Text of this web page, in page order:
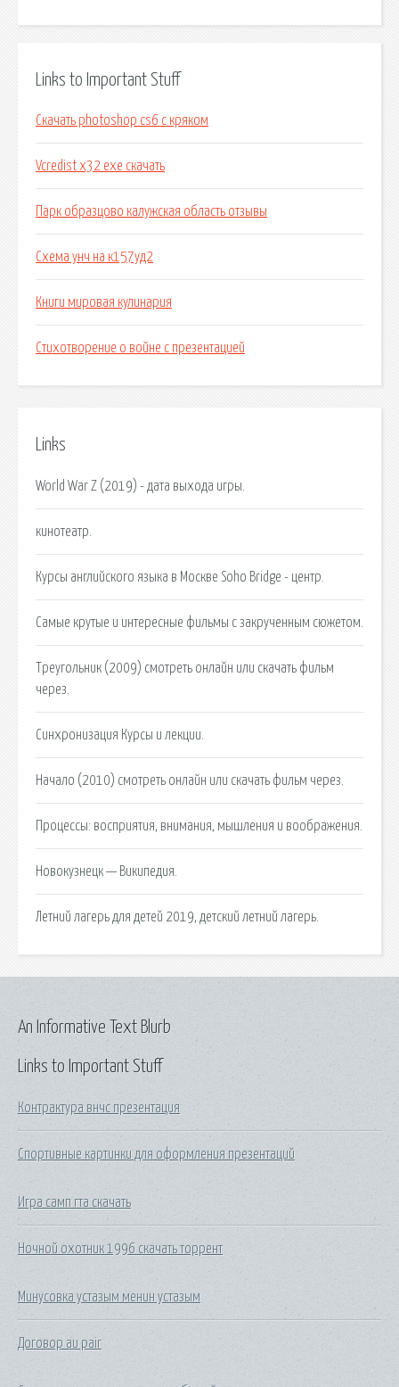
Links to Important Stuff
Скачать photoshop cs6 с кряком
Vcredist x32 exe скачать
Парк образцово калужская область отзывы
Схема унч на к157уд2
Книги мировая кулинария
Стихотворение о войне с презентацией
Links
World War Z (2019) - дата выхода игры.
кинотеатр.
Курсы английского языка в Москве Soho Bridge - центр.
Самые крутые и интересные фильмы с закрученным сюжетом.
Треугольник (2009) смотреть онлайн или скачать фильм
через.
Синхронизация Курсы и лекции.
Начало (2010) смотреть онлайн или скачать фильм через.
Процессы: восприятия, внимания, мышления и воображения.
Новокузнецк — Википедия.
Летний лагерь для детей 2019, детский летний лагерь.
Links to Important Stuff
Контрактура внчс презентация
Спортивные картинки для оформления презентаций
Игра самп гта скачать
Ночной охотник 1996 скачать торрент
Минусовка устазым менин устазым
Договор au pair
An Informative Text Blurb